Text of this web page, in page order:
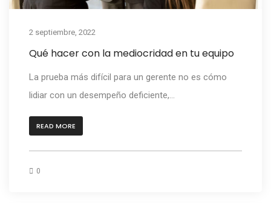
2 septiembre, 2022
Qué hacer con la mediocridad en tu equipo
La prueba más difícil para un gerente no es cómo
lidiar con un desempeño deficiente,...
READ MORE
0